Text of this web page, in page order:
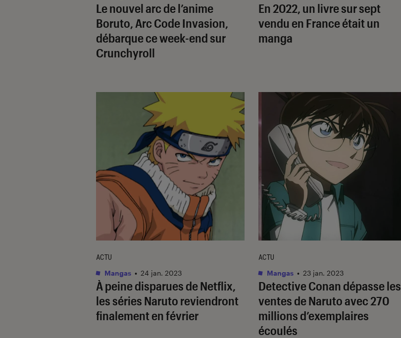
Le nouvel arc de l’anime
Boruto, Arc Code Invasion,
débarque ce week-end sur
Crunchyroll
En 2022, un livre sur sept
vendu en France était un
manga
À peine disparues de Netflix,
les séries Naruto reviendront
finalement en février
ACTU
Mangas • 24 jan. 2023
Detective Conan dépasse les
ventes deNarutoavec 270
millions d’exemplaires
écoulés
ACTU
Mangas • 23 jan. 2023